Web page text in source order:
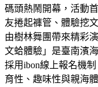
碼頭熱鬧開幕，活動
友捲起褲管、體驗挖
由樹林舞團帶來精彩
文蛤體驗」是臺南濱
採用ibon線上報名機
育性、趣味性與親海